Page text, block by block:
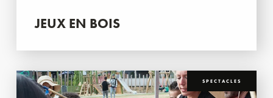
JEUX EN BOIS
SPECTACLES